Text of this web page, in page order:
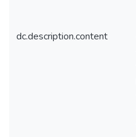
dc.description.content